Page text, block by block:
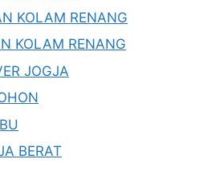
KOLAM RENANG
KOLAM RENANG
JOGJA
BERAT